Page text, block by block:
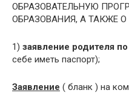
ОБРАЗОВАТЕЛЬНУЮ
ОБРАЗОВАНИЯ, А ТАКЖЕ
1) заявление родителя
себе иметь паспорт);
Заявление ( бланк ) на